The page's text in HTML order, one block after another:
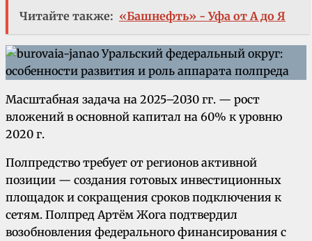
Читайте также: «Башнефть» - Уфа от А до Я
Масштабная задача на 2025–2030 гг. — рост
вложений в основной капитал на 60% к уровню
2020 г.
Полпредство требует от регионов активной
позиции — создания готовых инвестиционных
площадок и сокращения сроков подключения к
сетям. Полпред Артём Жога подтвердил
возобновления федерального финансирования с